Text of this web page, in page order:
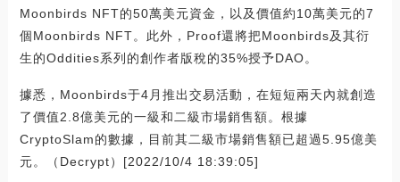
Moonbirds NFT的50萬美元資金，以及價值約10萬美元的7
個Moonbirds NFT。此外，Proof還將把Moonbirds及其衍
生的Oddities系列的創作者版稅的35%授予DAO。
據悉，Moonbirds于4月推出交易活動，在短短兩天內就創造
了價值2.8億美元的一級和二級市場銷售額。根據
CryptoSlam的數據，目前其二級市場銷售額已超過5.95億美
元。（Decrypt）[2022/10/4 18:39:05]